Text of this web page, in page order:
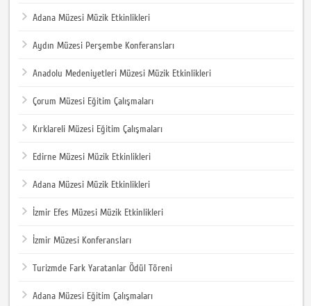
Adana Müzesi Müzik Etkinlikleri
Aydın Müzesi Perşembe Konferansları
Anadolu Medeniyetleri Müzesi Müzik Etkinlikleri
Çorum Müzesi Eğitim Çalışmaları
Kırklareli Müzesi Eğitim Çalışmaları
Edirne Müzesi Müzik Etkinlikleri
Adana Müzesi Müzik Etkinlikleri
İzmir Efes Müzesi Müzik Etkinlikleri
İzmir Müzesi Konferansları
Turizmde Fark Yaratanlar Ödül Töreni
Adana Müzesi Eğitim Çalışmaları